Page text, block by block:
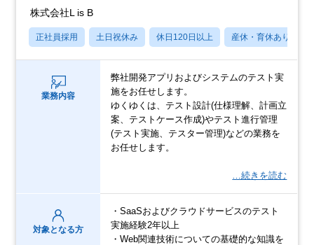
株式会社L is B
正社員採用 土日祝休み 休日120日以上 産休・育休あり
業務内容
弊社開発アプリおよびシステムのテスト実
施をお任せします。
ゆくゆくは、テスト設計(仕様理解、計画立
案、テストケース作成)やテスト進行管理
(テスト実施、テスター管理)などの業務を
お任せします。
…続きを読む
対象となる方
・SaaSおよびクラウドサービスのテスト
実施経験2年以上
・Web関連技術についての基礎的な知識を